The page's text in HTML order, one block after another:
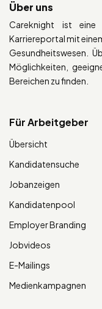
Über uns
Careknight ist eine
Karriereportal mit
Gesundheitswesen.
Möglichkeiten,
Bereichen zu finden.
Für Arbeitgeber
Übersicht
Kandidatensuche
Jobanzeigen
Kandidatenpool
Employer Branding
Jobvideos
E-Mailings
Medienkampagnen